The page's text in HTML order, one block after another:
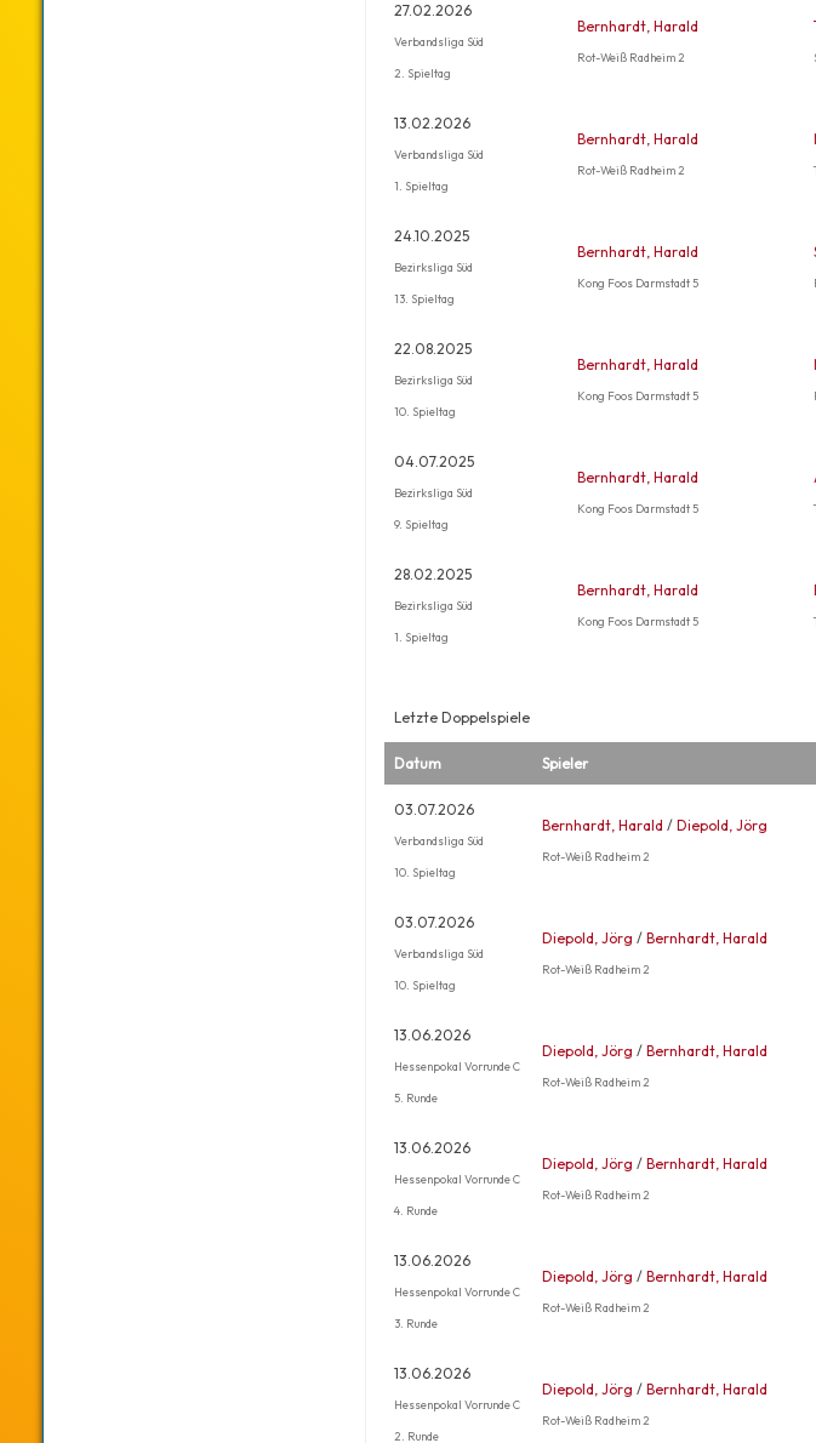
27.02.2026
Verbandsliga Süd
2. Spieltag
Bernhardt, Harald
Rot-Weiß Radheim 2
13.02.2026
Verbandsliga Süd
1. Spieltag
Bernhardt, Harald
Rot-Weiß Radheim 2
24.10.2025
Bezirksliga Süd
13. Spieltag
Bernhardt, Harald
Kong Foos Darmstadt 5
22.08.2025
Bezirksliga Süd
10. Spieltag
Bernhardt, Harald
Kong Foos Darmstadt 5
04.07.2025
Bezirksliga Süd
9. Spieltag
Bernhardt, Harald
Kong Foos Darmstadt 5
28.02.2025
Bezirksliga Süd
1. Spieltag
Bernhardt, Harald
Kong Foos Darmstadt 5
Letzte Doppelspiele
Datum Spieler
03.07.2026
Verbandsliga Süd
10. Spieltag
Bernhardt, Harald / Diepold, Jörg
Rot-Weiß Radheim 2
03.07.2026
Verbandsliga Süd
10. Spieltag
Diepold, Jörg / Bernhardt, Harald
Rot-Weiß Radheim 2
13.06.2026
Hessenpokal Vorrunde C
5. Runde
Diepold, Jörg / Bernhardt, Harald
Rot-Weiß Radheim 2
13.06.2026
Hessenpokal Vorrunde C
4. Runde
Diepold, Jörg / Bernhardt, Harald
Rot-Weiß Radheim 2
13.06.2026
Hessenpokal Vorrunde C
3. Runde
Diepold, Jörg / Bernhardt, Harald
Rot-Weiß Radheim 2
13.06.2026
Hessenpokal Vorrunde C
2. Runde
Diepold, Jörg / Bernhardt, Harald
Rot-Weiß Radheim 2